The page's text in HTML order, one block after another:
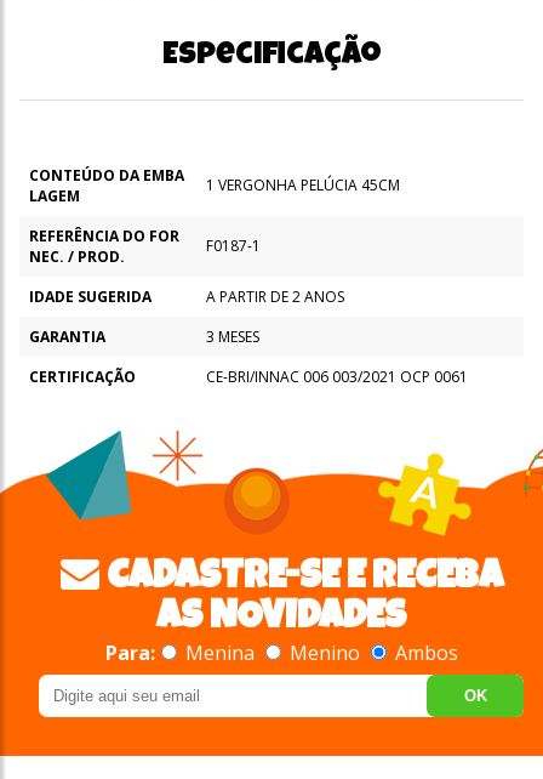
Especificação
CONTEÚDO DA EMBA
LAGEM
1 VERGONHA PELÚCIA 45CM
REFERÊNCIA DO FOR
NEC. / PROD.
F0187-1
IDADE SUGERIDA
A PARTIR DE 2 ANOS
GARANTIA
3 MESES
CERTIFICAÇÃO
CE-BRI/INNAC 006 003/2021 OCP 0061
CADASTRE-SE E RECEBA
AS NOVIDADES
Para: Menina Menino Ambos
OK